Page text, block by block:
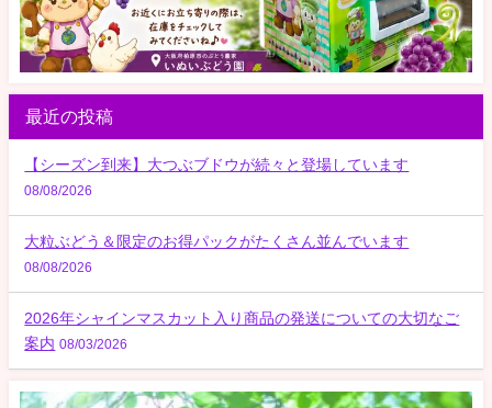
最近の投稿
【シーズン到来】大つぶブドウが続々と登場しています
08/08/2026
大粒ぶどう＆限定のお得パックがたくさん並んでいます
08/08/2026
2026年シャインマスカット入り商品の発送についての大切なご
案内 08/03/2026